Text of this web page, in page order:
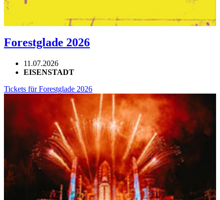
Forestglade 2026
11.07.2026
EISENSTADT
Tickets für Forestglade 2026